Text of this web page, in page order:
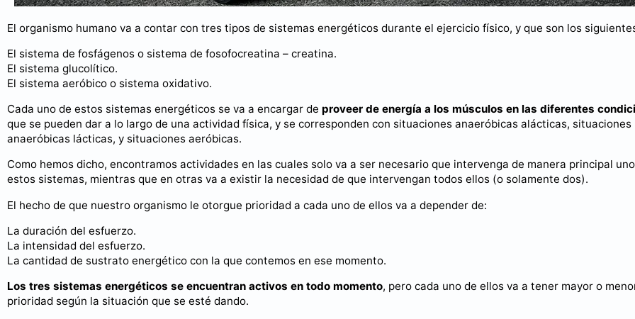
El organismo humano va a contar con tres tipos de sistemas energéticos durante el ejercicio físico, y que son los
El sistema de fosfágenos o sistema de fosofocreatina – creatina.
El sistema glucolítico.
El sistema aeróbico o sistema oxidativo.
Cada uno de estos sistemas energéticos se va a encargar de proveer de energía a los músculos en las diferentes
que se pueden dar a lo largo de una actividad física, y se corresponden con situaciones anaeróbicas alácticas, situaciones
anaeróbicas lácticas, y situaciones aeróbicas.
Como hemos dicho, encontramos actividades en las cuales solo va a ser necesario que intervenga de manera principal
estos sistemas, mientras que en otras va a existir la necesidad de que intervengan todos ellos (o solamente dos).
El hecho de que nuestro organismo le otorgue prioridad a cada uno de ellos va a depender de:
La duración del esfuerzo.
La intensidad del esfuerzo.
La cantidad de sustrato energético con la que contemos en ese momento.
Los tres sistemas energéticos se encuentran activos en todo momento, pero cada uno de ellos va a tener mayor o
prioridad según la situación que se esté dando.